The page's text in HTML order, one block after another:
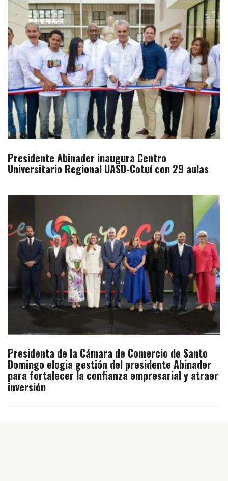
Presidente Abinader inaugura Centro
Universitario Regional UASD-Cotuí con 29 aulas
Presidenta de la Cámara de Comercio de Santo
Domingo elogia gestión del presidente Abinader
para fortalecer la confianza empresarial y atraer
inversión